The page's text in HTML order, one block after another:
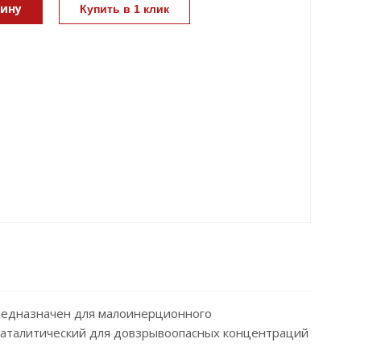
Купить в 1 клик
для малоинерционного
для довзрывоопасных концентраций